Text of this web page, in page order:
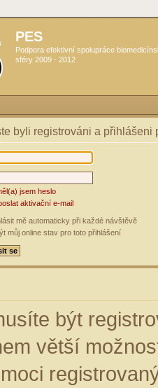
PES
Podpora efektivní spolupráce
sféry 2009 - 2012
byli registrováni a přihlášeni
jsem heslo
aktivační e-mail
mě automaticky při každé návštěvě
můj online stav pro toto přihlášení
být
větší